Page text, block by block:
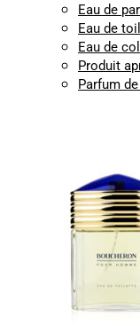
Eau de
Eau de
Eau de
Produit
Parfum